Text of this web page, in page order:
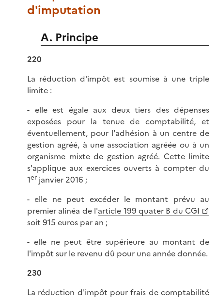
d'imputation
A. Principe
220
La réduction d'impôt est soumise à une triple
limite :
- elle est égale aux deux tiers des dépenses
exposées pour la tenue de comptabilité, et
éventuellement, pour l'adhésion à un centre de
gestion agréé, à une association agréée ou à un
organisme mixte de gestion agréé. Cette limite
s'applique aux exercices ouverts à compter du
1er janvier 2016 ;
- elle ne peut excéder le montant prévu au
premier alinéa de l'article 199 quater B du CGI
soit 915 euros par an ;
- elle ne peut être supérieure au montant de
l'impôt sur le revenu dû pour une année donnée.
230
La réduction d'impôt pour frais de comptabilité